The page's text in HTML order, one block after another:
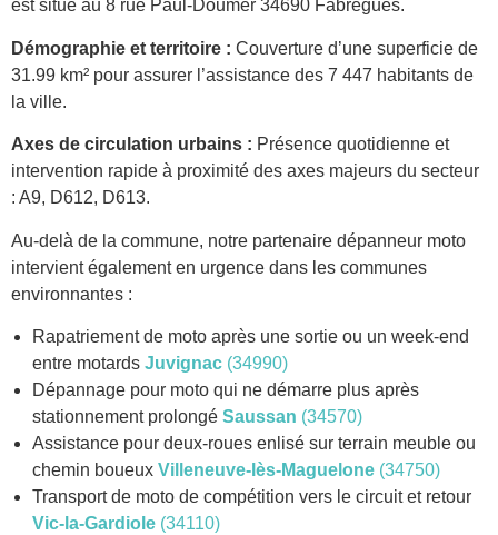
est situé au 8 rue Paul-Doumer 34690 Fabrègues.
Démographie et territoire : Couverture d’une superficie de
31.99 km² pour assurer l’assistance des 7 447 habitants de
la ville.
Axes de circulation urbains : Présence quotidienne et
intervention rapide à proximité des axes majeurs du secteur
: A9, D612, D613.
Au-delà de la commune, notre partenaire dépanneur moto
intervient également en urgence dans les communes
environnantes :
Rapatriement de moto après une sortie ou un week-end
entre motards Juvignac (34990)
Dépannage pour moto qui ne démarre plus après
stationnement prolongé Saussan (34570)
Assistance pour deux-roues enlisé sur terrain meuble ou
chemin boueux Villeneuve-lès-Maguelone (34750)
Transport de moto de compétition vers le circuit et retour
Vic-la-Gardiole (34110)